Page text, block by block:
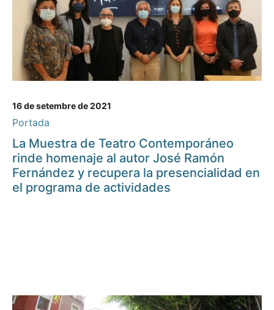
16 de setembre de 2021
Portada
La Muestra de Teatro Contemporáneo
rinde homenaje al autor José Ramón
Fernández y recupera la presencialidad en
el programa de actividades